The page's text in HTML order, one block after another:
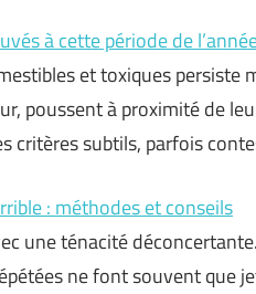
à cette période de
et toxiques persiste
poussent à proximité de
critères subtils, parfois
: méthodes et conseils
une ténacité
ne font souvent que